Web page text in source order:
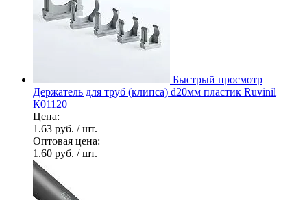
Быстрый просмотр
Держатель для труб (клипса) d20мм пластик Ruvinil
К01120
Цена:
1.63 руб. / шт.
Оптовая цена:
1.60 руб. / шт.